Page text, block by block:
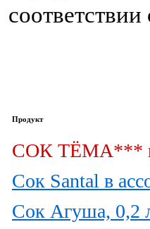
Продукт
СОК ТЁМА*** в
Сок Santal в
Сок Агуша, 0,2